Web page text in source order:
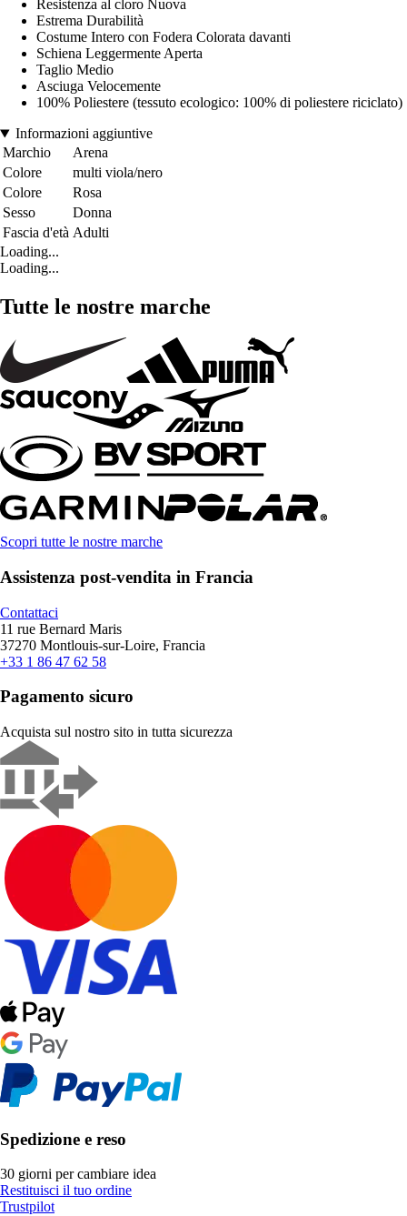
Resistenza al cloro Nuova
Estrema Durabilità
Costume Intero con Fodera Colorata davanti
Schiena Leggermente Aperta
Taglio Medio
Asciuga Velocemente
100% Poliestere (tessuto ecologico: 100% di poliestere riciclato)
Informazioni aggiuntive
Marchio
Arena
Colore
multi viola/nero
Colore
Rosa
Sesso
Donna
Fascia d'età Adulti
Loading...
Loading...
Tutte le nostre marche
Scopri tutte le nostre marche
Assistenza post-vendita in Francia
Contattaci
11 rue Bernard Maris
37270 Montlouis-sur-Loire, Francia
+33 1 86 47 62 58
Pagamento sicuro
Acquista sul nostro sito in tutta sicurezza
Spedizione e reso
30 giorni per cambiare idea
Restituisci il tuo ordine
Trustpilot